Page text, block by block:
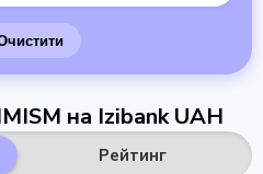
на Izibank UAH
Рейтинг